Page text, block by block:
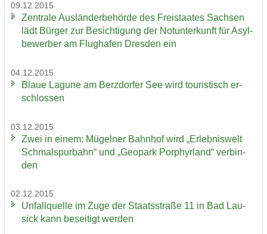
09.12.2015
Zen­tra­le Aus­län­der­be­hör­de des Frei­staa­tes Sach­sen
lädt Bür­ger zur Be­sich­ti­gung der Not­un­ter­kunft für Asyl­
be­wer­ber am Flug­ha­fen Dres­den ein
04.12.2015
Blaue La­gu­ne am Berz­dor­fer See wird tou­ris­tisch er­
schlos­sen
03.12.2015
Zwei in einem: Mü­gel­ner Bahn­hof wird „Er­leb­nis­welt
Schmal­spur­bahn“ und „Geo­park Por­phyr­land“ ver­bin­
den
02.12.2015
Un­fall­quel­le im Zuge der Staats­stra­ße 11 in Bad Lau­
sick kann be­sei­tigt wer­den